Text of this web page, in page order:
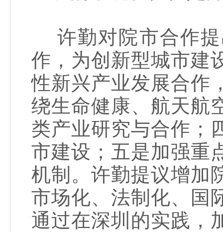
许勤对院市合作提
作，为创新型城市建
性新兴产业发展合作
绕生命健康、航天航
类产业研究与合作；
市建设；五是加强重
机制。许勤提议增加
市场化、法制化、国
通过在深圳的实践，